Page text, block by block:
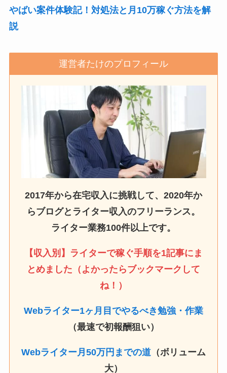
やばい案件体験記！対処法と月10万稼ぐ方法を解
説
運営者たけのプロフィール
2017年から在宅収入に挑戦して、2020年か
らブログとライター収入のフリーランス。
ライター業務100件以上です。
【収入別】ライターで稼ぐ手順を1記事にま
とめました（よかったらブックマークして
ね！）
Webライター1ヶ月目でやるべき勉強・作業
（最速で初報酬狙い）
Webライター月50万円までの道 （ボリューム
大）